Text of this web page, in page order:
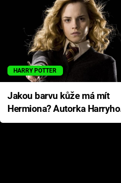
HARRY POTTER
Jakou barvu kůže má mít
Hermiona? Autorka Harryho
Pottera přišla s ráznou